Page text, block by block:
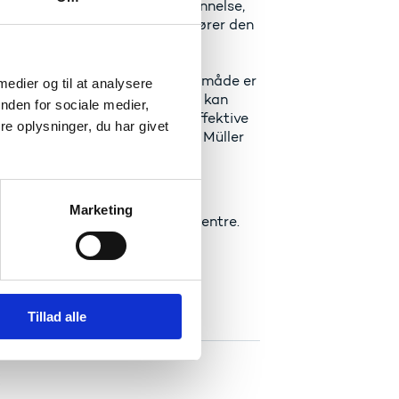
og til at analysere
for sociale medier,
oplysninger, du har givet
Marketing
Tillad alle
for Forskning og Uddannelse,
fire nuværende vicedirektører den
mange opgaver og på den måde er
med den nye organisering kan
og smidige og effektive
til gode, siger Hans Müller
med fem centre.